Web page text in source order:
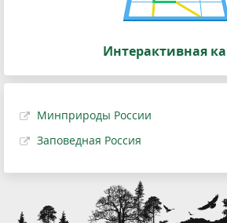
Интерактивная
Минприроды России
Заповедная Россия